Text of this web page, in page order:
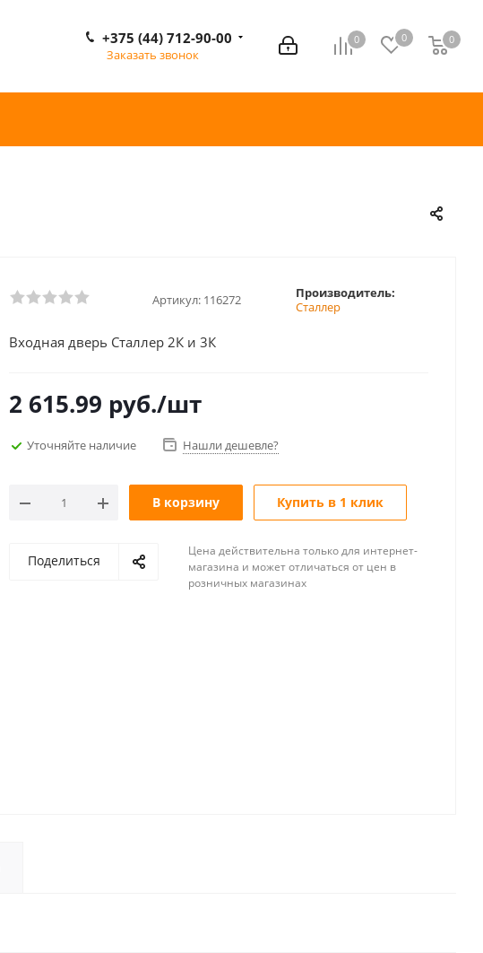
0 0 0
0
+375 (44) 712-90-00
Заказать звонок
Артикул: 116272
Производитель:
Сталлер
Входная дверь Сталлер 2К и 3К
2 615.99 руб./шт
Уточняйте наличие Нашли дешевле?
В корзину Купить в 1 клик
Поделиться
Цена действительна только для интернет-
магазина и может отличаться от цен в
розничных магазинах